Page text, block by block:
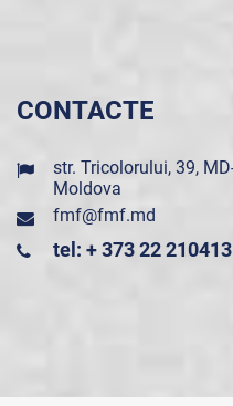
CONTACTE
str. Tricolorului, 39,
Moldova
fmf@fmf.md
tel: + 373 22 210413